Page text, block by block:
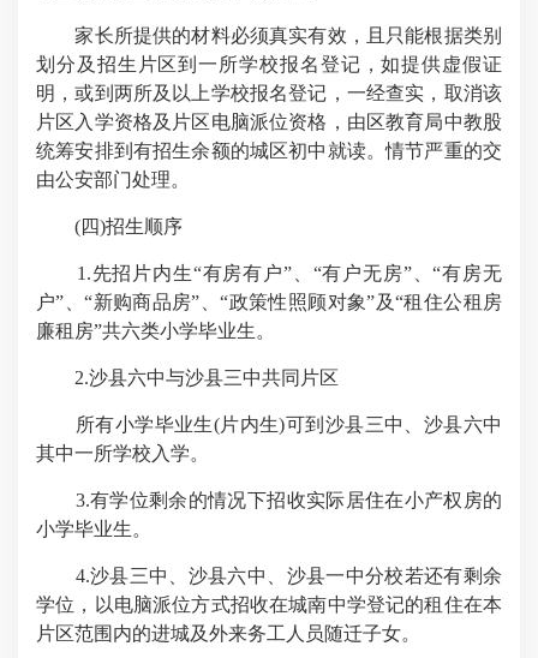
家长所提供的材料必须真实有效，且只能根据类别
划分及招生片区到一所学校报名登记，如提供虚假证
明，或到两所及以上学校报名登记，一经查实，取消该
片区入学资格及片区电脑派位资格，由区教育局中教股
统筹安排到有招生余额的城区初中就读。情节严重的交
由公安部门处理。
(四)招生顺序
1.先招片内生“有房有户”、“有户无房”、“有房无
户”、“新购商品房”、“政策性照顾对象”及“租住公租房
廉租房”共六类小学毕业生。
2.沙县六中与沙县三中共同片区
所有小学毕业生(片内生)可到沙县三中、沙县六中
其中一所学校入学。
3.有学位剩余的情况下招收实际居住在小产权房的
小学毕业生。
4.沙县三中、沙县六中、沙县一中分校若还有剩余
学位，以电脑派位方式招收在城南中学登记的租住在本
片区范围内的进城及外来务工人员随迁子女。